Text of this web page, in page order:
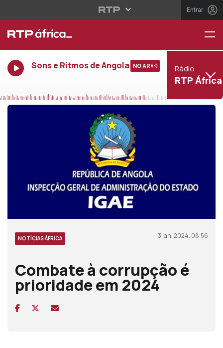
Entrar
Sons e Ritmos de Angola NO AR Rádio
RTP África
NOTÍCIAS ÁFRICA 3 jan, 2024, 08:56
Combate à corrupção é
prioridade em 2024